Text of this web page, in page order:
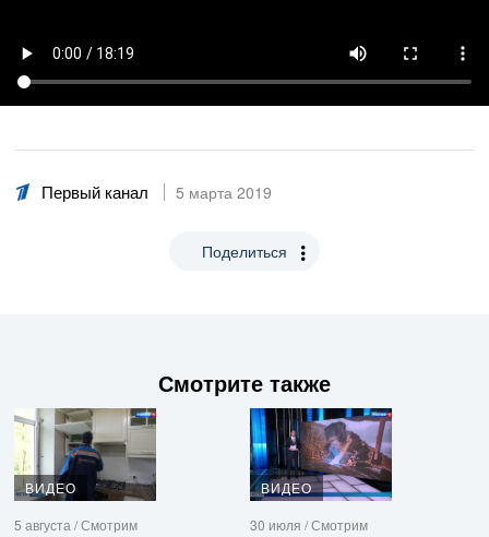
Первый канал 5 марта 2019
Поделиться
Смотрите также
ВИДЕО
5 августа / Смотрим
ВИДЕО
30 июля / Смотрим